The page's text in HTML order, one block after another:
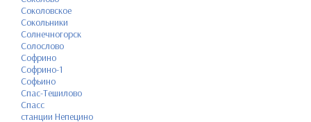
Соколовское
Сокольники
Солнечногорск
Солослово
Софрино
Софрино-1
Софьино
Спас-Тешилово
Спасс
станции Непецино